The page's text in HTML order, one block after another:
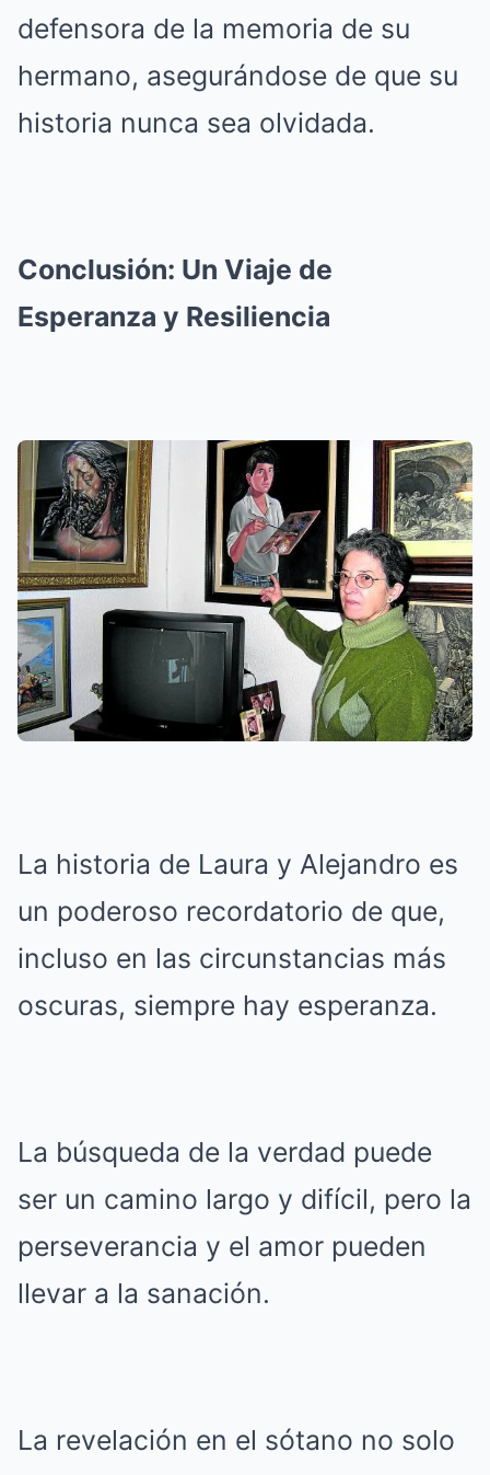
defensora de la memoria de su
hermano, asegurándose de que su
historia nunca sea olvidada.
Conclusión: Un Viaje de
Esperanza y Resiliencia
La historia de Laura y Alejandro es
un poderoso recordatorio de que,
incluso en las circunstancias más
oscuras, siempre hay esperanza.
La búsqueda de la verdad puede
ser un camino largo y difícil, pero la
perseverancia y el amor pueden
llevar a la sanación.
La revelación en el sótano no solo